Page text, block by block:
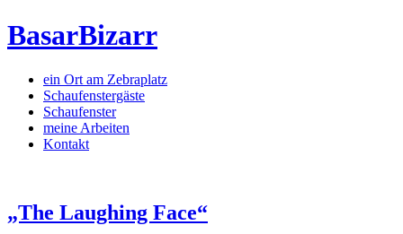
BasarBizarr
ein Ort am Zebraplatz
Schaufenster­gäste
Schaufenster
meine Arbeiten
Kontakt
„The Laughing Face“